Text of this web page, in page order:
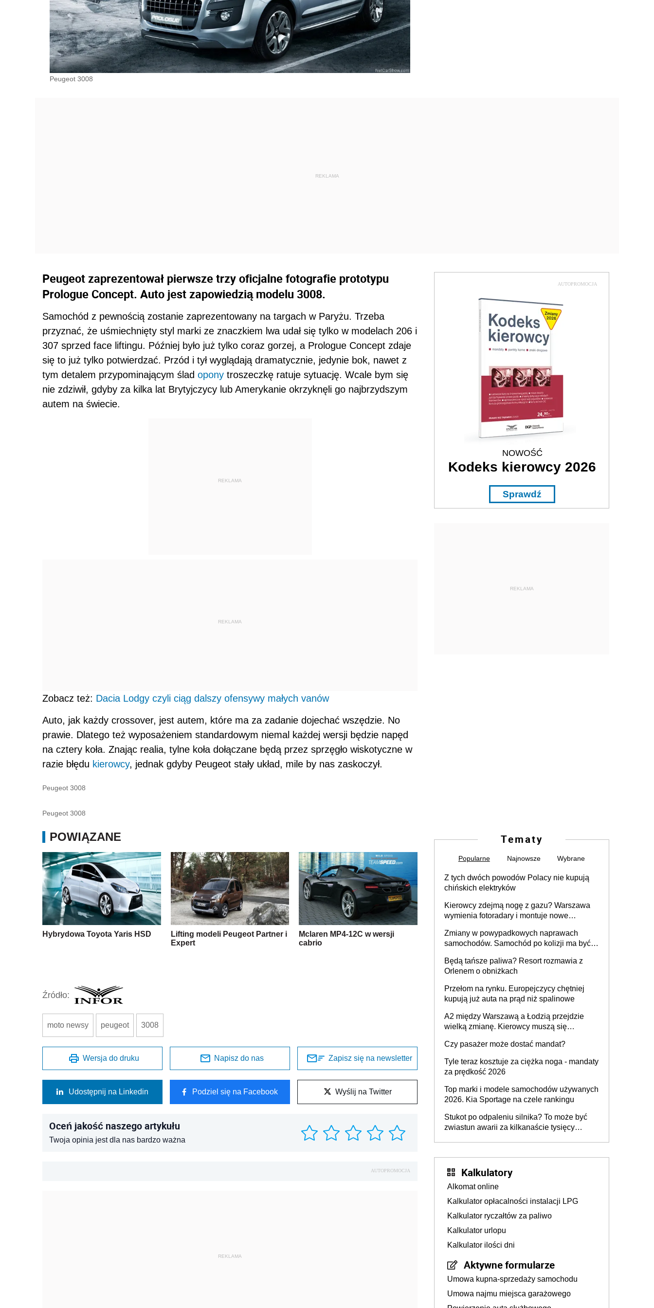
Peugeot 3008
Peugeot zaprezentował pierwsze trzy oficjalne fotografie prototypu
Prologue Concept. Auto jest zapowiedzią modelu 3008.
Samochód z pewnością zostanie zaprezentowany na targach w Paryżu. Trzeba
przyznać, że uśmiechnięty styl marki ze znaczkiem lwa udał się tylko w modelach 206 i
307 sprzed face liftingu. Później było już tylko coraz gorzej, a Prologue Concept zdaje
się to już tylko potwierdzać. Przód i tył wyglądają dramatycznie, jedynie bok, nawet z
tym detalem przypominającym ślad opony troszeczkę ratuje sytuację. Wcale bym się
nie zdziwił, gdyby za kilka lat Brytyjczycy lub Amerykanie okrzyknęli go najbrzydszym
autem na świecie.
REKLAMA
REKLAMA
Zobacz też: Dacia Lodgy czyli ciąg dalszy ofensywy małych vanów
Auto, jak każdy crossover, jest autem, które ma za zadanie dojechać wszędzie. No
prawie. Dlatego też wyposażeniem standardowym niemal każdej wersji będzie napęd
na cztery koła. Znając realia, tylne koła dołączane będą przez sprzęgło wiskotyczne w
razie błędu kierowcy, jednak gdyby Peugeot stały układ, mile by nas zaskoczył.
Peugeot 3008
Peugeot 3008
POWIĄZANE
Hybrydowa Toyota Yaris HSD
Lifting modeli Peugeot Partner i
Expert
Mclaren MP4-12C w wersji
cabrio
Źródło:
moto newsy peugeot 3008
Wersja do druku Napisz do nas Zapisz się na newsletter
Udostępnij na Linkedin Podziel się na Facebook Wyślij na Twitter
Oceń jakość naszego artykułu
Twoja opinia jest dla nas bardzo ważna
AUTOPROMOCJA
REKLAMA
AUTOPROMOCJA
NOWOŚĆ
Kodeks kierowcy 2026
Sprawdź
REKLAMA
Tematy
Popularne Najnowsze Wybrane
Z tych dwóch powodów Polacy nie kupują
chińskich elektryków
Kierowcy zdejmą nogę z gazu? Warszawa
wymienia fotoradary i montuje nowe
Zmiany w powypadkowych naprawach
samochodów. Samochód po kolizji ma być
technologią producenta
Będą tańsze paliwa? Resort rozmawia z
Orlenem o obniżkach
Przełom na rynku. Europejczycy chętniej
kupują już auta na prąd niż spalinowe
A2 między Warszawą a Łodzią przejdzie
wielką zmianę. Kierowcy muszą się
Czy pasażer może dostać mandat?
Tyle teraz kosztuje za ciężka noga - mandaty
za prędkość 2026
Top marki i modele samochodów używanych
2026. Kia Sportage na czele rankingu
Stukot po odpaleniu silnika? To może być
zwiastun awarii za kilkanaście tysięcy
Kalkulatory
Alkomat online
Kalkulator opłacalności instalacji LPG
Kalkulator ryczałtów za paliwo
Kalkulator urlopu
Kalkulator ilości dni
Aktywne formularze
Umowa kupna-sprzedaży samochodu
Umowa najmu miejsca garażowego